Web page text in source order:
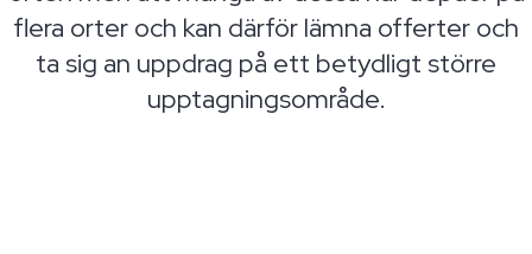
flera orter och kan därför lämna offerter och
ta sig an uppdrag på ett betydligt större
upptagningsområde.